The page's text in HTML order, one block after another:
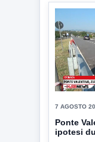
7 AGOSTO
Ponte
ipotesi